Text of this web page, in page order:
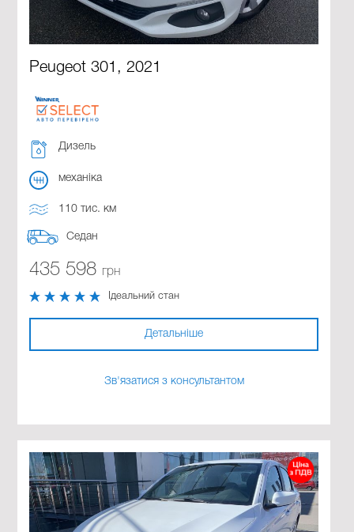
Peugeot 301, 2021
Дизель
механіка
110 тис. км
Седан
435 598 грн
Ідеальний стан
Детальніше
Зв'язатися з консультантом